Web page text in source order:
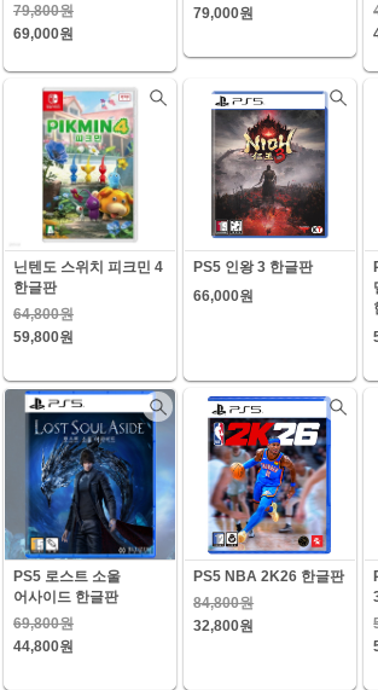
79,800원
69,000원
79,000원
닌텐도 스위치 피크민 4
한글판
64,800원
59,800원
PS5 인왕 3 한글판
66,000원
PS5 로스트 소울
어사이드 한글판
69,800원
44,800원
PS5 NBA 2K26 한글판
84,800원
32,800원